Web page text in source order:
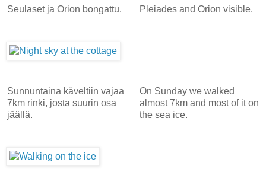
Seulaset ja Orion bongattu. Pleiades and Orion visible.
Sunnuntaina käveltiin vajaa
7km rinki, josta suurin osa
jäällä.
On Sunday we walked
almost 7km and most of it on
the sea ice.